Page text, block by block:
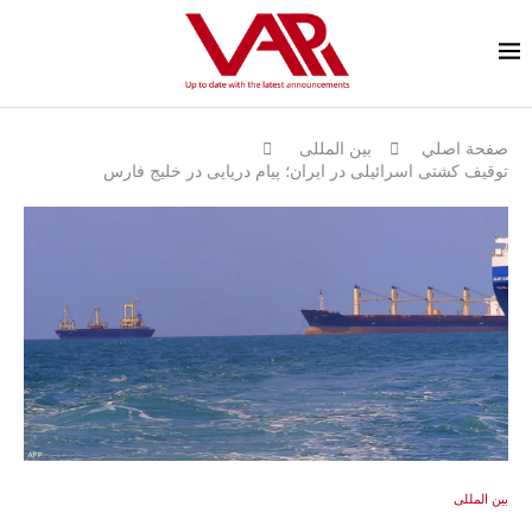
صفحة اصلي
بين المللى
توقیف کشتی اسرائیلی در ایران؛ پیام دریایی در خلیج فارس
بين المللى